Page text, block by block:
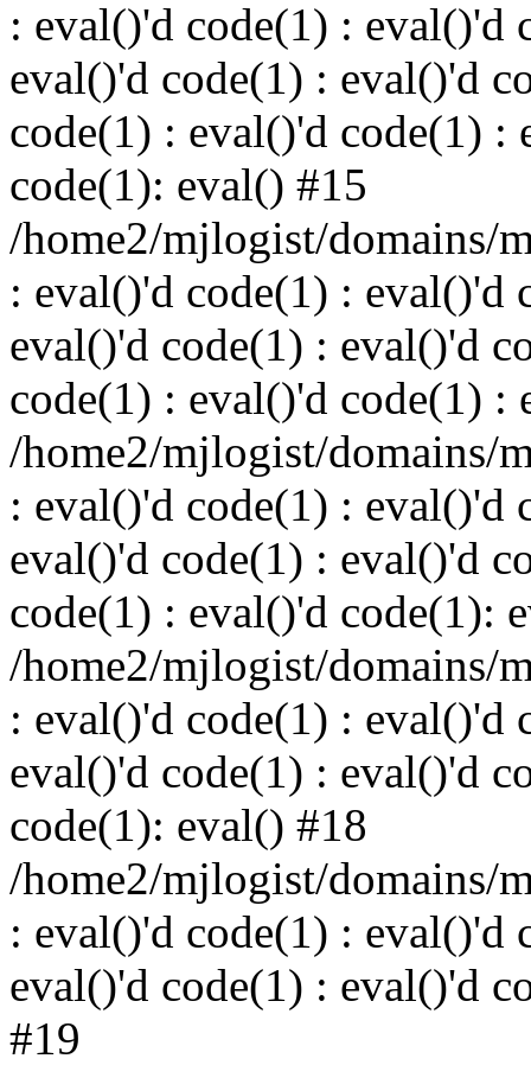
: eval()'d code(1) : eval()'d
eval()'d code(1) : eval()'d
code(1) : eval()'d code(1) :
code(1): eval() #15
/home2/mjlogist/domains/
: eval()'d code(1) : eval()'d
eval()'d code(1) : eval()'d
code(1) : eval()'d code(1) :
/home2/mjlogist/domains/
: eval()'d code(1) : eval()'d
eval()'d code(1) : eval()'d
code(1) : eval()'d code(1):
/home2/mjlogist/domains/
: eval()'d code(1) : eval()'d
eval()'d code(1) : eval()'d
code(1): eval() #18
/home2/mjlogist/domains/
: eval()'d code(1) : eval()'d
eval()'d code(1) : eval()'d
#19